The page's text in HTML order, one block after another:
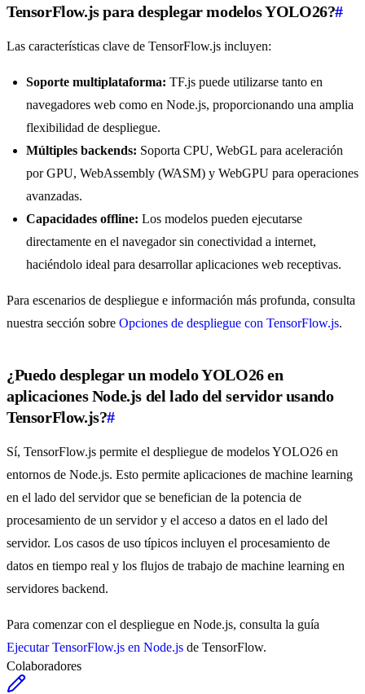
TensorFlow.js para desplegar modelos YOLO26?#
Las características clave de TensorFlow.js incluyen:
Soporte multiplataforma: TF.js puede utilizarse tanto en
navegadores web como en Node.js, proporcionando una amplia
flexibilidad de despliegue.
Múltiples backends: Soporta CPU, WebGL para aceleración
por GPU, WebAssembly (WASM) y WebGPU para operaciones
avanzadas.
Capacidades offline: Los modelos pueden ejecutarse
directamente en el navegador sin conectividad a internet,
haciéndolo ideal para desarrollar aplicaciones web receptivas.
Para escenarios de despliegue e información más profunda, consulta
nuestra sección sobre Opciones de despliegue con TensorFlow.js.
¿Puedo desplegar un modelo YOLO26 en
aplicaciones Node.js del lado del servidor usando
TensorFlow.js?#
Sí, TensorFlow.js permite el despliegue de modelos YOLO26 en
entornos de Node.js. Esto permite aplicaciones de machine learning
en el lado del servidor que se benefician de la potencia de
procesamiento de un servidor y el acceso a datos en el lado del
servidor. Los casos de uso típicos incluyen el procesamiento de
datos en tiempo real y los flujos de trabajo de machine learning en
servidores backend.
Para comenzar con el despliegue en Node.js, consulta la guía
Ejecutar TensorFlow.js en Node.js de TensorFlow.
Colaboradores